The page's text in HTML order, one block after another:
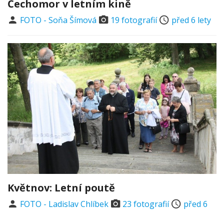
Čechomor v letním kině
FOTO - Soňa Šímová 19 fotografií před 6 lety
Květnov: Letní poutě
FOTO - Ladislav Chlíbek 23 fotografií
před 6